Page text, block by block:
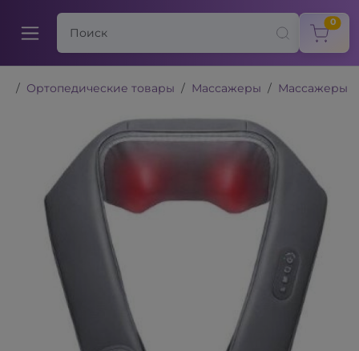
0
Ортопедические товары Массажеры Массажеры